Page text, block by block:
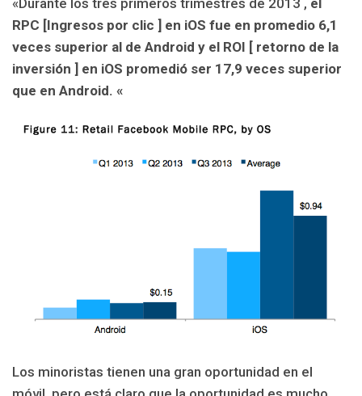
RPC [Ingresos por clic ] en iOS fue en promedio 6,1
veces superior al de Android y el ROI [ retorno de la
inversión ] en iOS promedió ser 17,9 veces superior
que en Android. «
Los minoristas tienen una gran oportunidad en el